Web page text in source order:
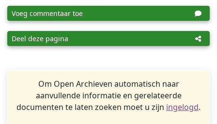
Voeg commentaar toe
Deel deze pagina
Om Open Archieven automatisch naar
aanvullende informatie en gerelateerde
documenten te laten zoeken moet u zijn ingelogd.